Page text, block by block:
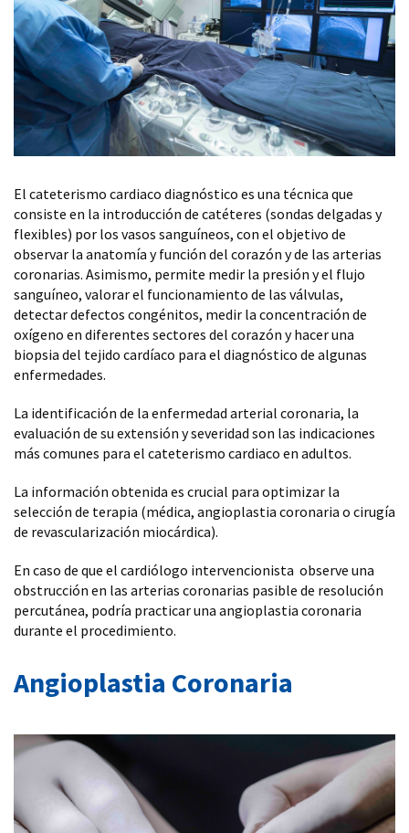
El cateterismo cardiaco diagnóstico es una técnica que
consiste en la introducción de catéteres (sondas delgadas y
flexibles) por los vasos sanguíneos, con el objetivo de
observar la anatomía y función del corazón y de las arterias
coronarias. Asimismo, permite medir la presión y el flujo
sanguíneo, valorar el funcionamiento de las válvulas,
detectar defectos congénitos, medir la concentración de
oxígeno en diferentes sectores del corazón y hacer una
biopsia del tejido cardíaco para el diagnóstico de algunas
enfermedades.
La identificación de la enfermedad arterial coronaria, la
evaluación de su extensión y severidad son las indicaciones
más comunes para el cateterismo cardiaco en adultos.
La información obtenida es crucial para optimizar la
selección de terapia (médica, angioplastia coronaria o cirugía
de revascularización miocárdica).
En caso de que el cardiólogo intervencionista observe una
obstrucción en las arterias coronarias pasible de resolución
percutánea, podría practicar una angioplastia coronaria
durante el procedimiento.
Angioplastia Coronaria